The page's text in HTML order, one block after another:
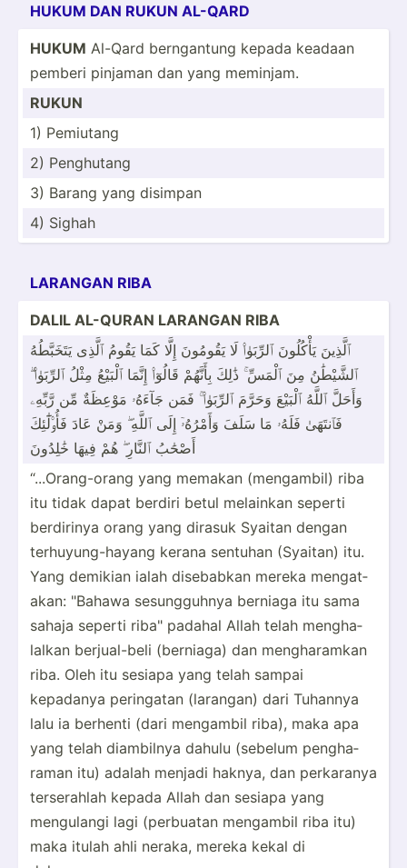
HUKUM DAN RUKUN AL-QARD
HUKUM Al-Qard bernga­ntung kepada keadaan
pemberi pinjaman dan yang meminjam.
RUKUN
1) Pemiutang
2) Penghutang
3) Barang yang disimpan
4) Sighah
LARANGAN RIBA
DALIL AL-QURAN LARANGAN RIBA
ٱلَّذِينَ يَأْكُ­لُونَ ٱلرِّب­َوٰا۟ لَا يَقُومُونَ إِلَّا كَمَا يَقُومُ ٱلَّذِى يَتَخَ­بَّطُهُ
ٱلشَّي­ْطَٰنُ مِنَ ٱلْمَسِّ ۚ ذَٰلِكَ بِأَنّ­َهُمْ قَالُوٓا۟ إِنَّمَا ٱلْبَيْعُ مِثْلُ ٱلرِّب­َوٰا۟ ۗ
وَأَحَلَّ ٱللَّهُ ٱلْبَيْعَ وَحَرَّمَ ٱلرِّب­َوٰا۟ ۚ فَمَن جَآءَهُۥ مَوْعِظَةٌ مِّن رَّبِّهِۦ
فَٱنتَهَىٰ فَلَهُۥ مَا سَلَفَ وَأَمْ­رُهُۥٓ إِلَى ٱللَّهِ ۖ وَمَنْ عَادَ فَأُو۟­لَٰ­ٓئِكَ
أَصْحَٰبُ ٱلنَّارِ ۖ هُمْ فِيهَا خَٰلِدُونَ
“...Or­ang­-orang yang memakan (menga­mbil) riba
itu tidak dapat berdiri betul melainkan seperti
berdirinya orang yang dirasuk Syaitan dengan
terhuy­ung­-hayang kerana sentuhan (Syaitan) itu.
Yang demikian ialah disebabkan mereka mengat­
akan: "­Bahawa sesung­guhnya berniaga itu sama
sahaja seperti riba" padahal Allah telah mengha­
lalkan berjua­l-beli (berniaga) dan mengha­ramkan
riba. Oleh itu sesiapa yang telah sampai
kepadanya peringatan (larangan) dari Tuhannya
lalu ia berhenti (dari mengambil riba), maka apa
yang telah diambilnya dahulu (sebelum pengha­
raman itu) adalah menjadi haknya, dan perkaranya
terser­ahlah kepada Allah dan sesiapa yang
mengulangi lagi (perbuatan mengambil riba itu)
maka itulah ahli neraka, mereka kekal di